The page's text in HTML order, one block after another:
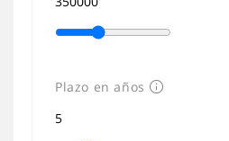
Plazo en años